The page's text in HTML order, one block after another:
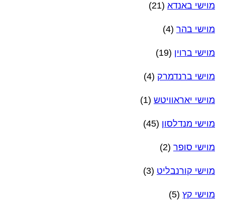
מוישי באנדא (21)
מוישי בהר (4)
מוישי ברוין (19)
מוישי ברנדמרק (4)
מוישי יאראוויטש (1)
מוישי מנדלסון (45)
מוישי סופר (2)
מוישי קורנבליט (3)
מוישי קץ (5)